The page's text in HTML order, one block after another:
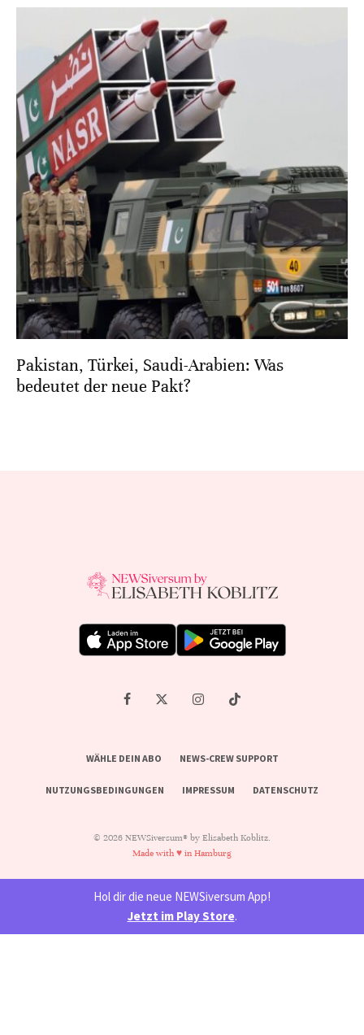
Pakistan, Türkei, Saudi-Arabien: Was
bedeutet der neue Pakt?
WÄHLE DEIN ABO NEWS-CREW SUPPORT
NUTZUNGSBEDINGUNGEN IMPRESSUM DATENSCHUTZ
© 2026 NEWSiversum® by Elisabeth Koblitz.
Made with ♥ in Hamburg
Hol dir die neue NEWSiversum App!
Jetzt im Play Store.